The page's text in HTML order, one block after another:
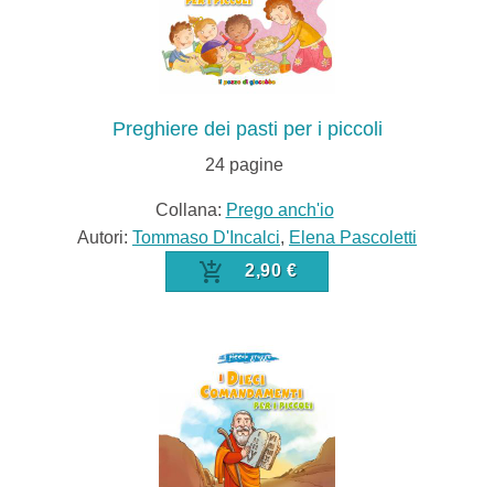
Preghiere dei pasti per i piccoli
24 pagine
Collana: Prego anch'io
Autori: Tommaso D'Incalci, Elena Pascoletti
2,90 €